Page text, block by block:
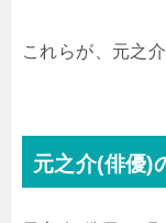
これらが、元之
元之介(俳優)